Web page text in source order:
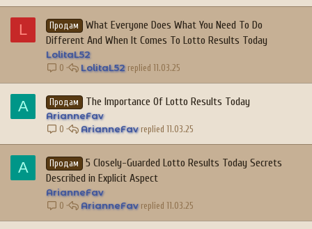
L Продам
What Everyone Does What You Need To Do
Different And When It Comes To Lotto Results Today
LolitaL52
0 11.03.25
LolitaL52
A Продам The Importance Of Lotto Results Today
ArianneFav
0 11.03.25
ArianneFav
A Продам
5 Closely-Guarded Lotto Results Today Secrets
Described in Explicit Aspect
ArianneFav
0 11.03.25
ArianneFav